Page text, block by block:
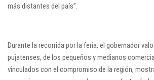
más distantes del país”.
Durante la recorrida por la feria, el gobernador
pujatenses, de los pequeños y medianos
vinculados con el compromiso de la región,